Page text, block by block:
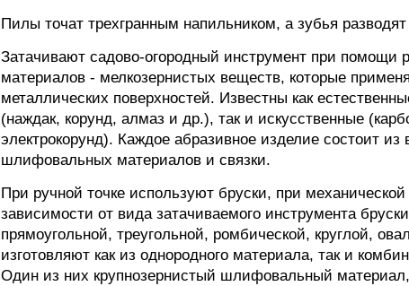
Пилы точат трехгранным напильником, а зубья
Затачивают садово-огородный инструмент при помощи
материалов - мелкозернистых веществ, которые
металлических поверхностей. Известны как
(наждак, корунд, алмаз и др.), так и искусственные
электрокорунд). Каждое абразивное изделие состоит из
шлифовальных материалов и связки.
При ручной точке используют бруски, при
зависимости от вида затачиваемого инструмента
прямоугольной, треугольной, ромбической, круглой,
изготовляют как из однородного материала, так и
Один из них крупнозернистый шлифовальный материал,